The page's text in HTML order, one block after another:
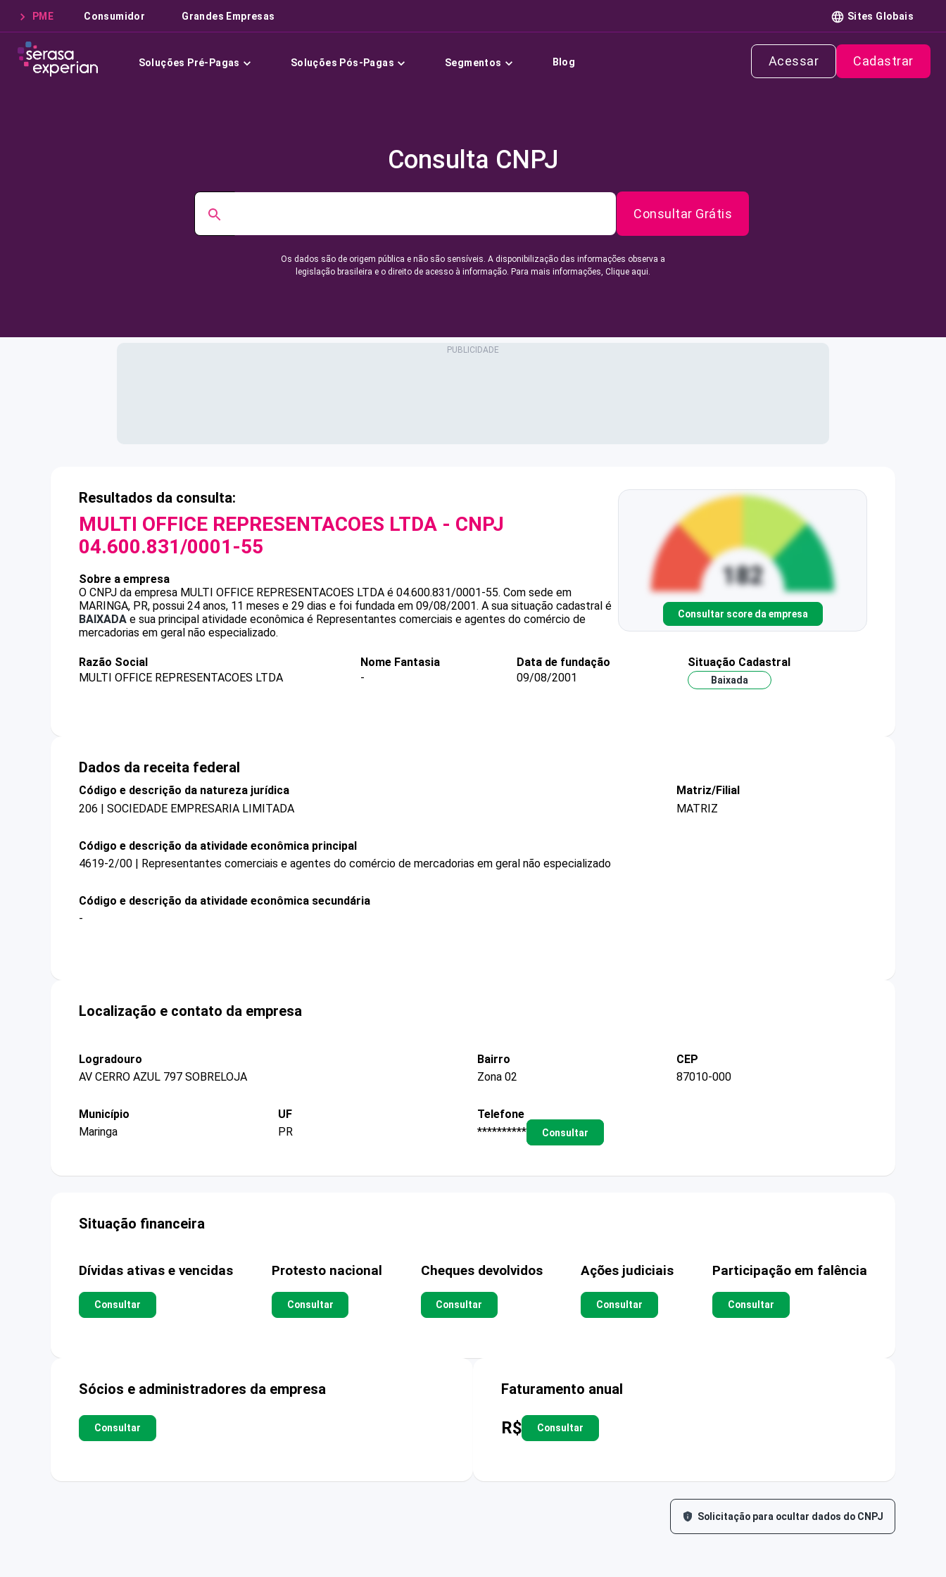
PME Consumidor Grandes Empresas Sites Globais
Soluções Pré-Pagas Soluções Pós-Pagas Segmentos Blog Acessar Cadastrar
Consulta CNPJ
Consultar Grátis
Os dados são de origem pública e não são sensíveis. A disponibilização das informações observa a
legislação brasileira e o direito de acesso à informação. Para mais informações, Clique aqui.
Resultados da consulta:
MULTI OFFICE REPRESENTACOES LTDA - CNPJ
04.600.831/0001-55
Sobre a empresa
O CNPJ da empresa MULTI OFFICE REPRESENTACOES LTDA é 04.600.831/0001-55. Com sede em
MARINGA, PR, possui 24 anos, 11 meses e 29 dias e foi fundada em 09/08/2001. A sua situação cadastral é
BAIXADA e sua principal atividade econômica é Representantes comerciais e agentes do comércio de
mercadorias em geral não especializado.
Consultar score da empresa
Razão Social
MULTI OFFICE REPRESENTACOES LTDA
Nome Fantasia
-
Data de fundação
09/08/2001
Situação Cadastral
Baixada
Dados da receita federal
Código e descrição da natureza jurídica
206 | SOCIEDADE EMPRESARIA LIMITADA
Matriz/Filial
MATRIZ
Código e descrição da atividade econômica principal
4619-2/00 | Representantes comerciais e agentes do comércio de mercadorias em geral não especializado
Código e descrição da atividade econômica secundária
-
Localização e contato da empresa
Logradouro
AV CERRO AZUL 797 SOBRELOJA
Bairro
Zona 02
CEP
87010-000
Município
Maringa
UF
PR
Telefone
**********
Consultar
Situação financeira
Dívidas ativas e vencidas
Consultar
Protesto nacional
Consultar
Cheques devolvidos
Consultar
Ações judiciais
Consultar
Participação em falência
Consultar
Sócios e administradores da empresa
Consultar
Faturamento anual
R$ Consultar
Solicitação para ocultar dados do CNPJ